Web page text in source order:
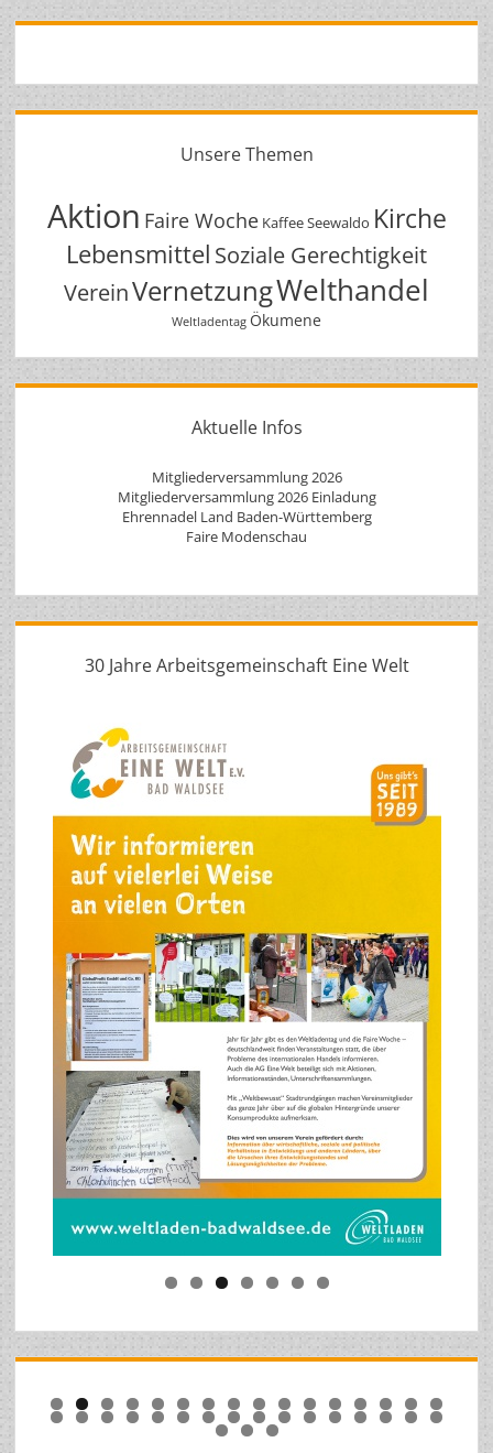
Unsere Themen
Aktion Faire Woche Kaffee Seewaldo Kirche
Lebensmittel Soziale Gerechtigkeit
VereinVernetzungWelthandel
Weltladentag Ökumene
Aktuelle Infos
Mitgliederversammlung 2026
Mitgliederversammlung 2026 Einladung
Ehrennadel Land Baden-Württemberg
Faire Modenschau
30 Jahre Arbeitsgemeinschaft Eine Welt
0 1 2 3 4 5 6
7 8 9 0 1 2 3 4 5 6 7 8 9 0 1 2
3 4 5